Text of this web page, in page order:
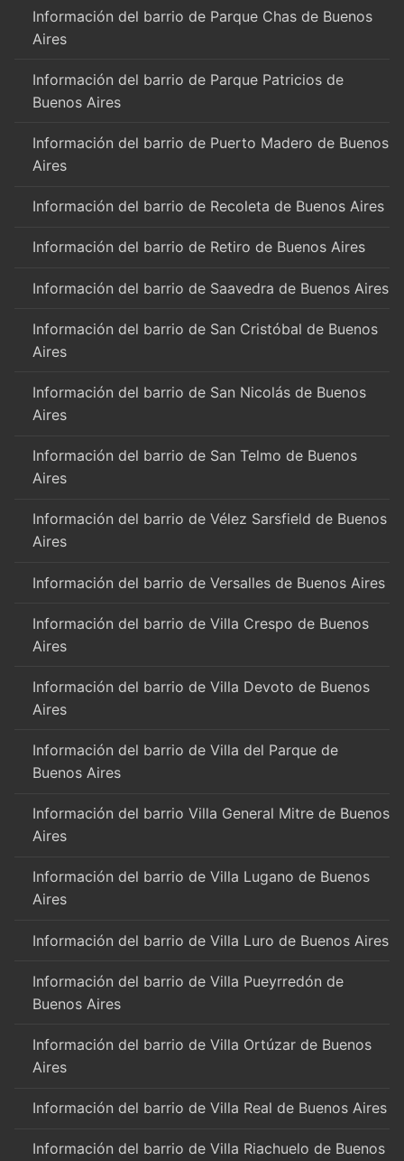
Información del barrio de Parque Chas de Buenos
Aires
Información del barrio de Parque Patricios de
Buenos Aires
Información del barrio de Puerto Madero de Buenos
Aires
Información del barrio de Recoleta de Buenos Aires
Información del barrio de Retiro de Buenos Aires
Información del barrio de Saavedra de Buenos Aires
Información del barrio de San Cristóbal de Buenos
Aires
Información del barrio de San Nicolás de Buenos
Aires
Información del barrio de San Telmo de Buenos
Aires
Información del barrio de Vélez Sarsfield de Buenos
Aires
Información del barrio de Versalles de Buenos Aires
Información del barrio de Villa Crespo de Buenos
Aires
Información del barrio de Villa Devoto de Buenos
Aires
Información del barrio de Villa del Parque de
Buenos Aires
Información del barrio Villa General Mitre de Buenos
Aires
Información del barrio de Villa Lugano de Buenos
Aires
Información del barrio de Villa Luro de Buenos Aires
Información del barrio de Villa Pueyrredón de
Buenos Aires
Información del barrio de Villa Ortúzar de Buenos
Aires
Información del barrio de Villa Real de Buenos Aires
Información del barrio de Villa Riachuelo de Buenos